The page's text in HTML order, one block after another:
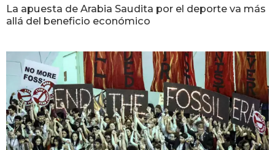
La apuesta de Arabia Saudita por el deporte va más
allá del beneficio económico